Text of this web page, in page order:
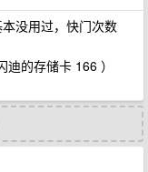
没用过，快门次数
的存储卡 166 ）